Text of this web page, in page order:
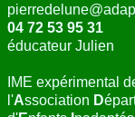
04 72 53 95 31
éducateur Julien
IME expérimental
l'Association D